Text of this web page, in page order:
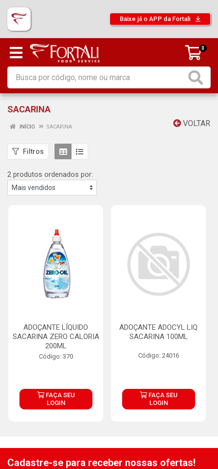
Baixe já o APP da Fortali
0
SACARINA
VOLTAR
INÍCIO SACARINA
Filtros
2 produtos ordenados por:
ADOÇANTE LÍQUIDO
SACARINA ZERO CALORIA
200ML
Código: 370
FAÇA SEU
LOGIN
ADOÇANTE ADOCYL LIQ
SACARINA 100ML
Código: 24016
FAÇA SEU
LOGIN
Cadastre-se para receber nossas ofertas!